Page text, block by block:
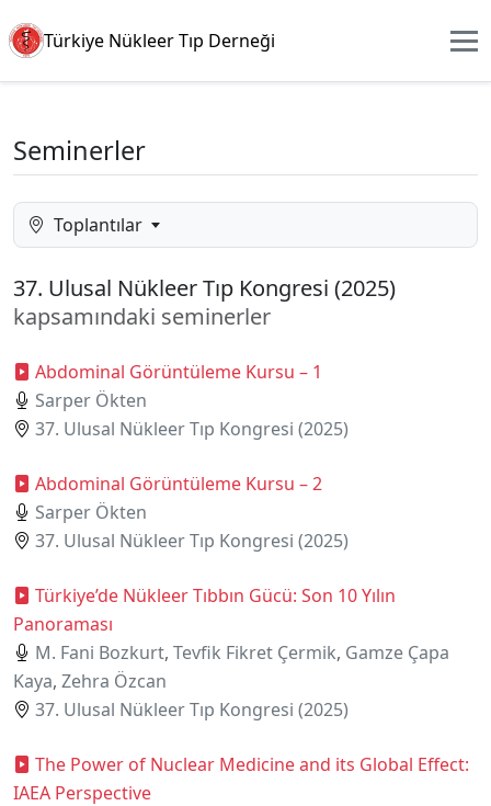
Türkiye Nükleer Tıp Derneği
Seminerler
Toplantılar
37. Ulusal Nükleer Tıp Kongresi (2025)
kapsamındaki seminerler
Abdominal Görüntüleme Kursu – 1
Sarper Ökten
37. Ulusal Nükleer Tıp Kongresi (2025)
Abdominal Görüntüleme Kursu – 2
Sarper Ökten
37. Ulusal Nükleer Tıp Kongresi (2025)
Türkiye’de Nükleer Tıbbın Gücü: Son 10 Yılın
Panoraması
M. Fani Bozkurt, Tevfik Fikret Çermik, Gamze Çapa
Kaya, Zehra Özcan
37. Ulusal Nükleer Tıp Kongresi (2025)
The Power of Nuclear Medicine and its Global Effect:
IAEA Perspective